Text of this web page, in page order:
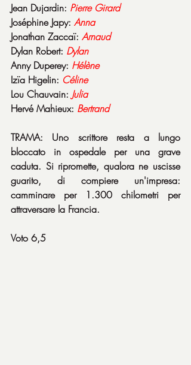
Jean Dujardin: Pierre Girard
Joséphine Japy: Anna
Jonathan Zaccaï: Arnaud
Dylan Robert: Dylan
Anny Duperey: Hélène
Izïa Higelin: Céline
Lou Chauvain: Julia
Hervé Mahieux: Bertrand
TRAMA: Uno scrittore resta a lungo
bloccato in ospedale per una grave
caduta. Si ripromette, qualora ne uscisse
guarito, di compiere un'impresa:
camminare per 1.300 chilometri per
attraversare la Francia.
Voto 6,5